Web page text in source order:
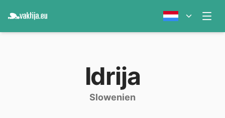
Idrija
Slowenien